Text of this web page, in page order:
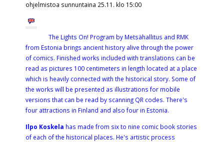
ohjelmistoa sunnuntaina 25.11. klo 15:00
The Lights On! Program by Metsähallitus and RMK
from Estonia brings ancient history alive through the power
of comics. Finished works included with translations can be
read as pictures 100 centimeters in length located at a place
which is heavily connected with the historical story. Some of
the works will be presented as illustrations for mobile
versions that can be read by scanning QR codes. There's
four attractions in Finland and also four in Estonia.
Ilpo Koskela has made from six to nine comic book stories
of each of the historical places. He's artistic process